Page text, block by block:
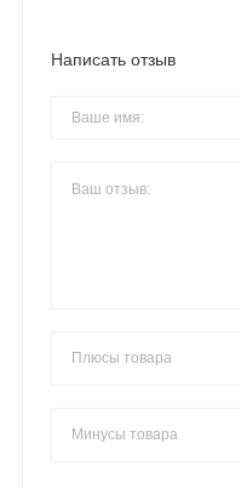
Написать отзыв